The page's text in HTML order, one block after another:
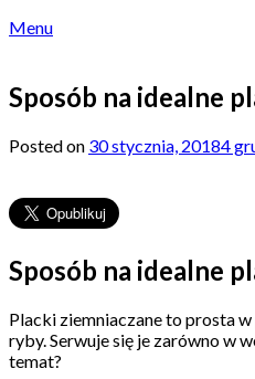
Menu
Sposób na idealne
Posted on 30 stycznia, 20184
Sposób na idealne
Placki ziemniaczane to prosta
ryby. Serwuje się je zarówno w
temat?